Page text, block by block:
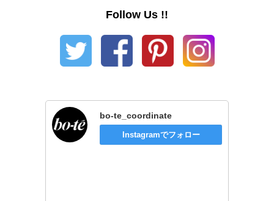
Follow Us !!
bo-te_coordinate
Instagramでフォロー